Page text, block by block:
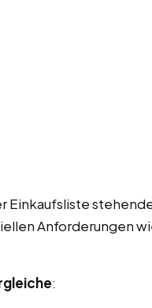
Einkaufsliste
Anforderungen
: